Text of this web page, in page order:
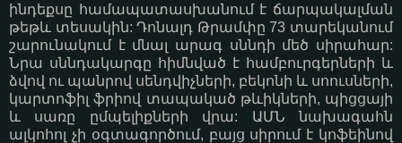
ինդեքսը համապատասխանում է ճարպակալման
թեթև տեսակին: Դոնալդ Թրամփը 73 տարեկանում
շարունակում է մնալ արագ սննդի մեծ սիրահար:
Նրա սննդակարգը հիմնված է համբուրգերների և
ձվով ու պանրով սենդվիչների, բեկոնի և սոուսների,
կարտոֆիլ ֆրիով տապակած թևիկների, պիցցայի
և սառը ըմպելիքների վրա: ԱՄՆ նախագահն
ալկոհոլ չի օգտագործում, բայց սիրում է կոֆեինով